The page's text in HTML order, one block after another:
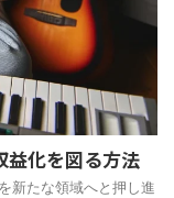
益化を図る方法
新たな領域へと押し進